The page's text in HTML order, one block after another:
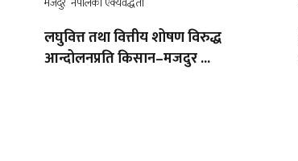
लघुवित्त तथा वित्तीय शोषण विरुद्ध
आन्दोलनप्रति किसान–मजदुर ...